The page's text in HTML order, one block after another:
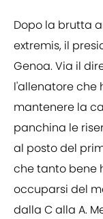
Dopo la brutta
extremis, il
Genoa. Via il
l'allenatore che
mantenere la
panchina le
al posto del
che tanto bene
occuparsi del
dalla C alla A.